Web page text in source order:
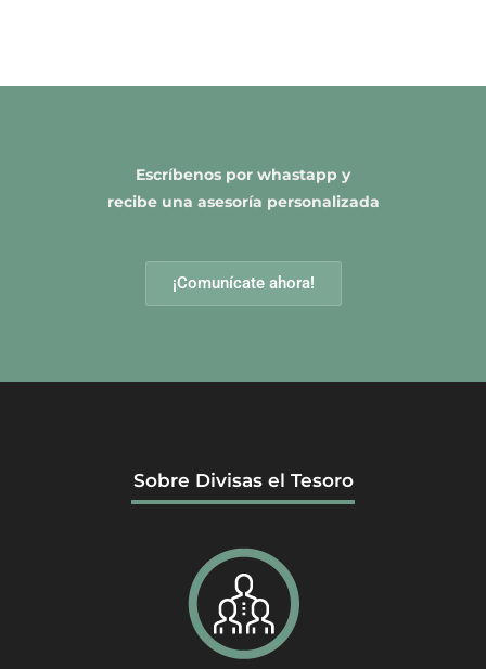
Escríbenos por whastapp y
recibe una asesoría personalizada
¡Comunícate ahora!
Sobre Divisas el Tesoro